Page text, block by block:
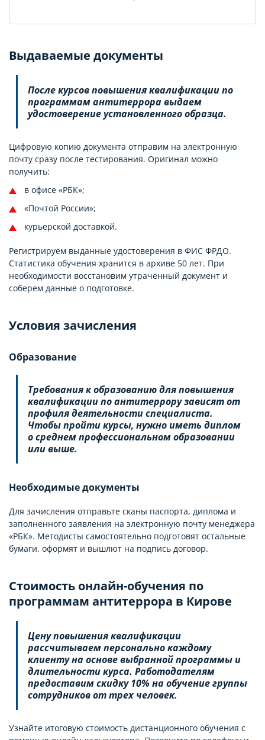
Выдаваемые документы
После курсов повышения квалификации по
программам антитеррора выдаем
удостоверение установленного образца.
Цифровую копию документа отправим на электронную
почту сразу после тестирования. Оригинал можно
получить:
в офисе «РБК»;
«Почтой России»;
курьерской доставкой.
Регистрируем выданные удостоверения в ФИС ФРДО.
Статистика обучения хранится в архиве 50 лет. При
необходимости восстановим утраченный документ и
соберем данные о подготовке.
Условия зачисления
Образование
Требования к образованию для повышения
квалификации по антитеррору зависят от
профиля деятельности специалиста.
Чтобы пройти курсы, нужно иметь диплом
о среднем профессиональном образовании
или выше.
Необходимые документы
Для зачисления отправьте сканы паспорта, диплома и
заполненного заявления на электронную почту менеджера
«РБК». Методисты самостоятельно подготовят остальные
бумаги, оформят и вышлют на подпись договор.
Стоимость онлайн-обучения по
программам антитеррора в Кирове
Цену повышения квалификации
рассчитываем персонально каждому
клиенту на основе выбранной программы и
длительности курса. Работодателям
предоставим скидку 10% на обучение группы
сотрудников от трех человек.
Узнайте итоговую стоимость дистанционного обучения с